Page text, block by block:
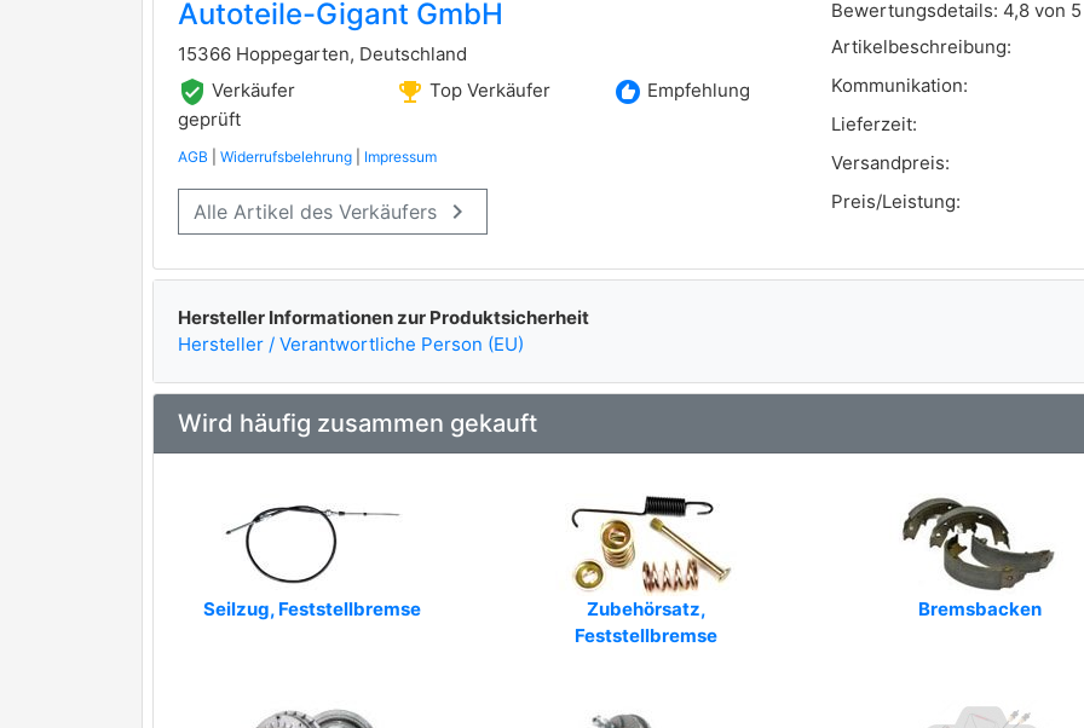
ASHIKA
BREMS.-U.KUPPL.TEILE
HELLA PAGID Art.-Nr.: 8DA 355 050-751
PAGID
REMSA premium Marke
Autoteile-Gigant GmbH
15366 Hoppegarten, Deutschland
verified_user Verkäufer
geprüft
emoji_events Top Verkäufer recommend Empfehlung
AGB Widerrufsbelehrung Impressum
Alle Artikel des Verkäufers keyboard_arrow_right
Bewertungsdetails: 4,8 von 5
Artikelbeschreibung:
Kommunikation:
Lieferzeit:
Versandpreis:
Preis/Leistung:
Hersteller Informationen zur Produktsicherheit
Hersteller / Verantwortliche Person (EU)
Wird häufig zusammen gekauft
Seilzug, Feststellbremse
Zubehörsatz,
Feststellbremse
Bremsbacken